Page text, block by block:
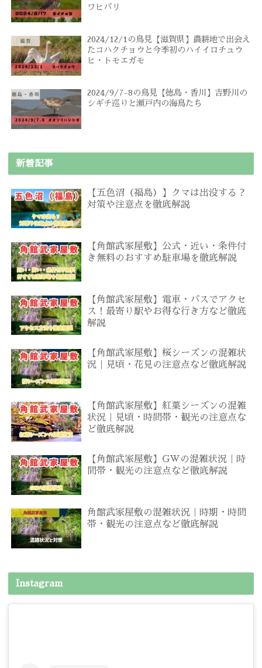
ワヒバリ
2024/12/1の鳥見【滋賀県】農耕地で出会え
たコハクチョウと今季初のハイイロチュウ
ヒ・トモエガモ
2024/9/7-8の鳥見【徳島・香川】吉野川の
シギチ巡りと瀬戸内の海鳥たち
新着記事
【五色沼（福島）】クマは出没する？
対策や注意点を徹底解説
【角館武家屋敷】公式・近い・条件付
き無料のおすすめ駐車場を徹底解説
【角館武家屋敷】電車・バスでアクセ
ス！最寄り駅やお得な行き方など徹底
解説
【角館武家屋敷】桜シーズンの混雑状
況｜見頃・花見の注意点など徹底解説
【角館武家屋敷】紅葉シーズンの混雑
状況｜見頃・時間帯・観光の注意点な
ど徹底解説
【角館武家屋敷】GWの混雑状況｜時
間帯・観光の注意点など徹底解説
角館武家屋敷の混雑状況｜時期・時間
帯・観光の注意点など徹底解説
Instagram